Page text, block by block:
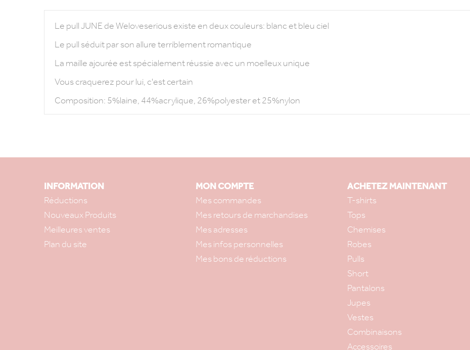
Le pull JUNE de Weloveserious existe en deux couleurs: blanc et bleu ciel
Le pull séduit par son allure terriblement romantique
La maille ajourée est spécialement réussie avec un moelleux unique
Vous craquerez pour lui, c'est certain
Composition: 5%laine, 44%acrylique, 26%polyester et 25%nylon
INFORMATION
Réductions
Nouveaux Produits
Meilleures ventes
Plan du site
MON COMPTE
Mes commandes
Mes retours de marchandises
Mes adresses
Mes infos personnelles
Mes bons de réductions
ACHETEZ MAINTENANT
T-shirts
Tops
Chemises
Robes
Pulls
Short
Pantalons
Jupes
Vestes
Combinaisons
Accessoires